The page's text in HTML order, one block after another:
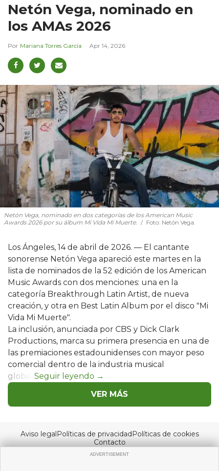
Netón Vega, nominado en
los AMAs 2026
Mariana Torres García Apr 14, 2026
Netón Vega, nominado en dos categorías de los American Music
Awards 2026 por su álbum Mi Vida Mi Muerte.
Foto: Netón Vega.
Los Ángeles, 14 de abril de 2026. — El cantante
sonorense Netón Vega apareció este martes en la
lista de nominados de la 52 edición de los American
Music Awards con dos menciones: una en la
categoría Breakthrough Latin Artist, de nueva
creación, y otra en Best Latin Album por el disco "Mi
Vida Mi Muerte".
La inclusión, anunciada por CBS y Dick Clark
Productions, marca su primera presencia en una de
las premiaciones estadounidenses con mayor peso
comercial dentro de la industria musical
global.
VER MÁS
Aviso legalPolíticas de privacidadPolíticas de cookies
Contacto